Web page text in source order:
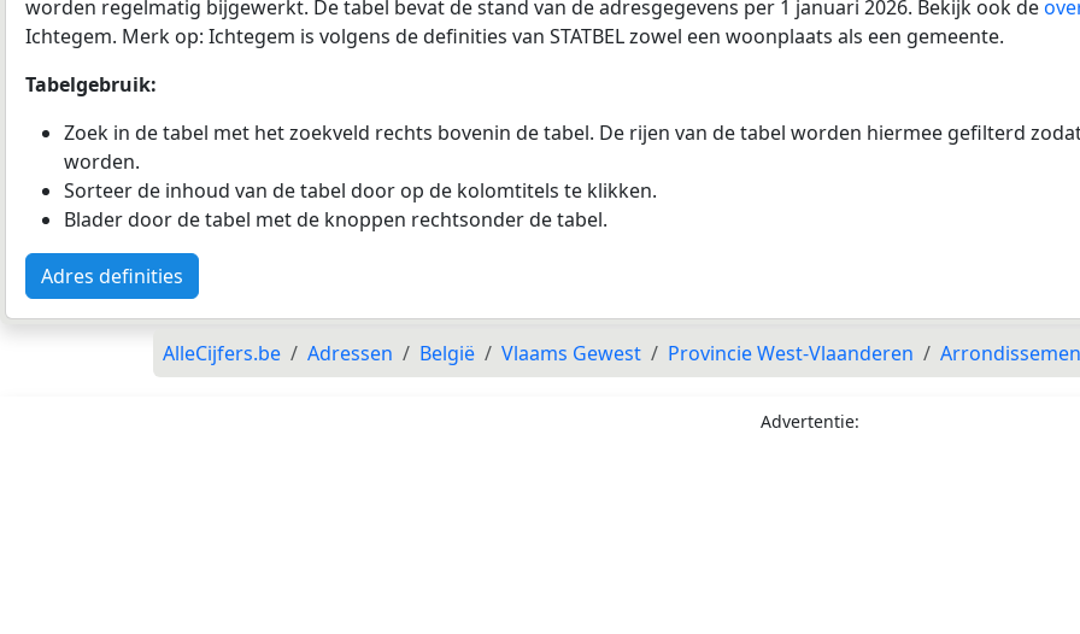
worden regelmatig bijgewerkt. De tabel bevat de stand van de adresgegevens per 1 januari 2026. Bekijk ook de
Ichtegem. Merk op: Ichtegem is volgens de definities van STATBEL zowel een woonplaats als een gemeente.
Tabelgebruik:
Zoek in de tabel met het zoekveld rechts bovenin de tabel. De rijen van de tabel worden hiermee gefilterd
worden.
Sorteer de inhoud van de tabel door op de kolomtitels te klikken.
Blader door de tabel met de knoppen rechtsonder de tabel.
Adres definities
AlleCijfers.be Adressen België Vlaams Gewest Provincie West-Vlaanderen
Advertentie: